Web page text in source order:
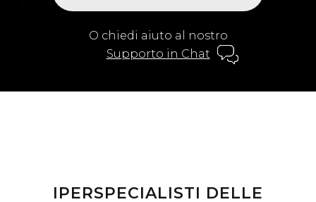
O chiedi aiuto al nostro
Supporto in Chat
IPERSPECIALISTI DELLE